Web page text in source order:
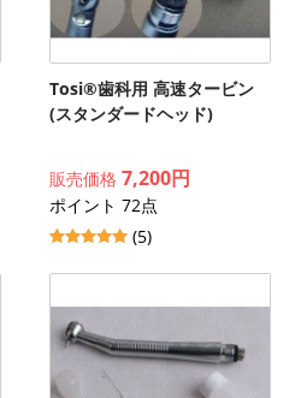
Tosi®歯科用 高速タービン
(スタンダードヘッド)
販売価格 7,200円
ポイント 72点
(5)